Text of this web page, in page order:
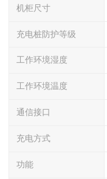
机柜尺寸
充电桩防护等级
工作环境湿度
工作环境温度
通信接口
充电方式
功能